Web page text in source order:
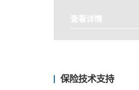
查看详情
保险技术支持